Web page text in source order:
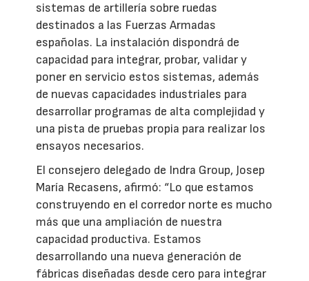
sistemas de artillería sobre ruedas
destinados a las Fuerzas Armadas
españolas. La instalación dispondrá de
capacidad para integrar, probar, validar y
poner en servicio estos sistemas, además
de nuevas capacidades industriales para
desarrollar programas de alta complejidad y
una pista de pruebas propia para realizar los
ensayos necesarios.
El consejero delegado de Indra Group, Josep
María Recasens, afirmó: “Lo que estamos
construyendo en el corredor norte es mucho
más que una ampliación de nuestra
capacidad productiva. Estamos
desarrollando una nueva generación de
fábricas diseñadas desde cero para integrar